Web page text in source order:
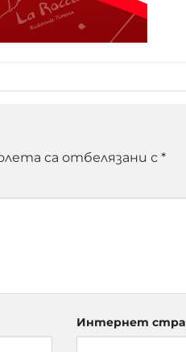
са отбелязани с *
Интернет